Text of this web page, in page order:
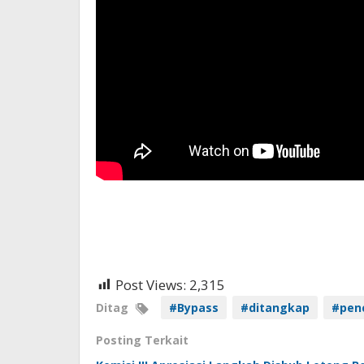
Post Views: 2,315
Ditag #Bypass #ditangkap
Posting Terkait